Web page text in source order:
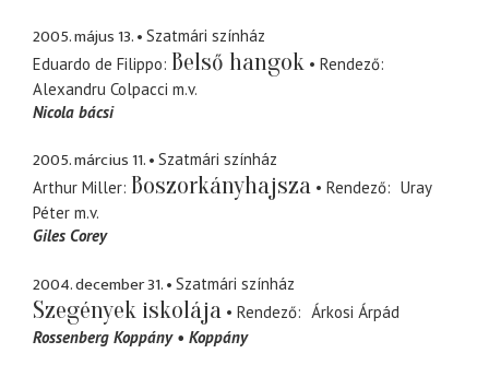
2005. május 13.
Szatmári színház
Eduardo de Filippo Belső hangok
Rendező
Alexandru Colpacci m.v.
Nicola bácsi
2005. március 11.
Szatmári színház
Arthur Miller Boszorkányhajsza Rendező
Uray
Péter m.v.
Giles Corey
2004. december 31. Szatmári színház
Szegények iskolája Rendező
Árkosi Árpád
Rossenberg Koppány
Koppány